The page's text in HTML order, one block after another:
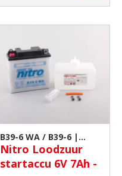
B39-6 WA / B39-6 |
Motor accu
Nitro Loodzuur
startaccu 6V 7Ah -